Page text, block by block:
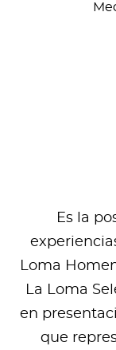
Es la
Loma
La Loma
en
que